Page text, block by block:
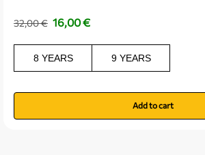
32,00€ 16,00€
8 YEARS 9 YEARS
Add to cart